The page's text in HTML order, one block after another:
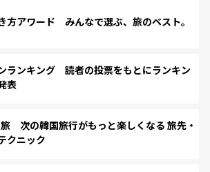
方アワード みんなで選ぶ、旅のベスト。
ランキング 読者の投票をもとにランキン
表
次の韓国旅行がもっと楽しくなる 旅先・
クニック